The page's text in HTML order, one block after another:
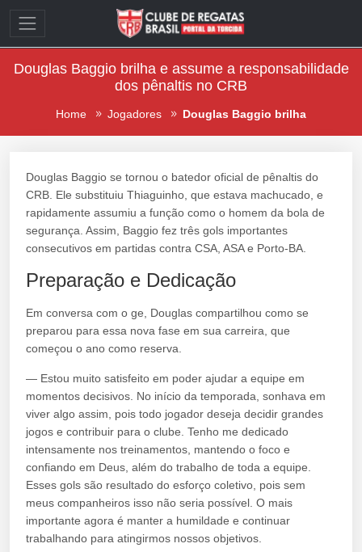
Douglas Baggio brilha e assume a responsabilidade
dos pênaltis no CRB
Home Jogadores Douglas Baggio brilha
Douglas Baggio se tornou o batedor oficial de pênaltis do
CRB. Ele substituiu Thiaguinho, que estava machucado, e
rapidamente assumiu a função como o homem da bola de
segurança. Assim, Baggio fez três gols importantes
consecutivos em partidas contra CSA, ASA e Porto-BA.
Preparação e Dedicação
Em conversa com o ge, Douglas compartilhou como se
preparou para essa nova fase em sua carreira, que
começou o ano como reserva.
— Estou muito satisfeito em poder ajudar a equipe em
momentos decisivos. No início da temporada, sonhava em
viver algo assim, pois todo jogador deseja decidir grandes
jogos e contribuir para o clube. Tenho me dedicado
intensamente nos treinamentos, mantendo o foco e
confiando em Deus, além do trabalho de toda a equipe.
Esses gols são resultado do esforço coletivo, pois sem
meus companheiros isso não seria possível. O mais
importante agora é manter a humildade e continuar
trabalhando para atingirmos nossos objetivos.